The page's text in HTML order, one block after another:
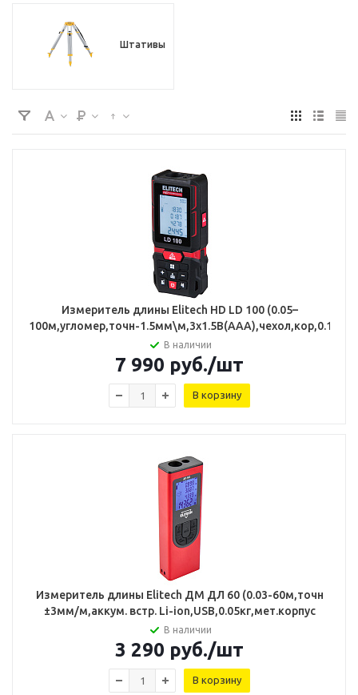
Штативы
Измеритель длины Elitech HD LD 100 (0.05–
100м,угломер,точн-1.5мм\м,3х1.5В(ААА),чехол,кор,0.12кг)
В наличии
7 990 руб./шт
В корзину
Измеритель длины Elitech ДМ ДЛ 60 (0.03-60м,точн
±3мм/м,аккум. встр. Li-ion,USB,0.05кг,мет.корпус
В наличии
3 290 руб./шт
В корзину